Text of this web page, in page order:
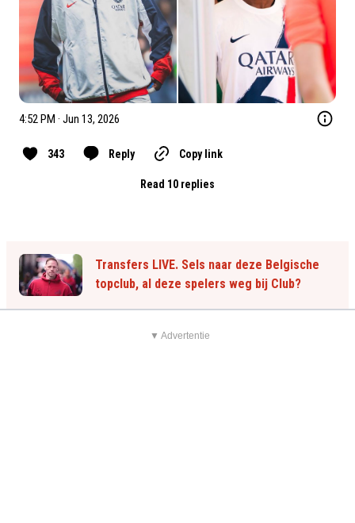
4:52 PM · Jun 13, 2026
343 Reply Copy link
Read 10 replies
Transfers LIVE. Sels naar deze Belgische
topclub, al deze spelers weg bij Club?
▼ Advertentie